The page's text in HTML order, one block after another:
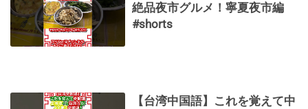
絶品夜市グルメ！寧夏夜市編
#shorts
【台湾中国語】これを覚えて中